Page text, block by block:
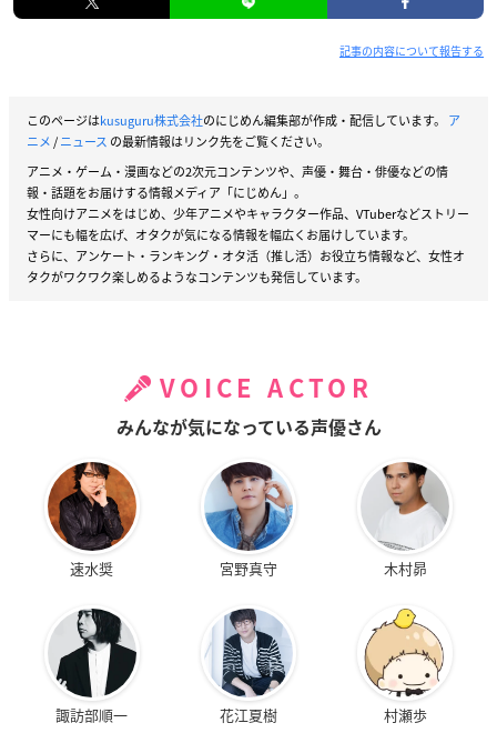
記事の内容について報告する
このページはkusuguru株式会社のにじめん編集部が作成・配信しています。 ア
ニメ/ニュース の最新情報はリンク先をご覧ください。
アニメ・ゲーム・漫画などの2次元コンテンツや、声優・舞台・俳優などの情
報・話題をお届けする情報メディア「にじめん」。
女性向けアニメをはじめ、少年アニメやキャラクター作品、VTuberなどストリー
マーにも幅を広げ、オタクが気になる情報を幅広くお届けしています。
さらに、アンケート・ランキング・オタ活（推し活）お役立ち情報など、女性オ
タクがワクワク楽しめるようなコンテンツも発信しています。
VOICE ACTOR
みんなが気になっている声優さん
速水奨 宮野真守 木村昴
諏訪部順一 花江夏樹 村瀬歩